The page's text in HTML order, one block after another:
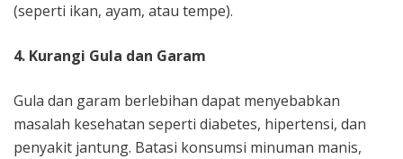
(seperti ikan, ayam, atau tempe).
4. Kurangi Gula dan Garam
Gula dan garam berlebihan dapat menyebabkan
masalah kesehatan seperti diabetes, hipertensi, dan
penyakit jantung. Batasi konsumsi minuman manis,